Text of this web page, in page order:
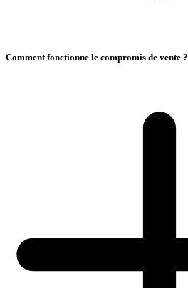
Comment fonctionne le compromis de vente ?